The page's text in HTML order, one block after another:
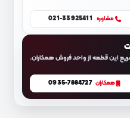
مشاوره 021-33925411
این قطعه از واحد فروش همکاران.
همکاران 0935-7884727